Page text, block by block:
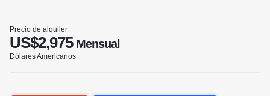
Precio de alquiler
US$2,975Mensual
Dólares Americanos